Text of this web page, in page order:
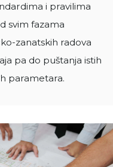
i pravilima
svim fazama
zanatskih radova
pa do puštanja istih
parametara.